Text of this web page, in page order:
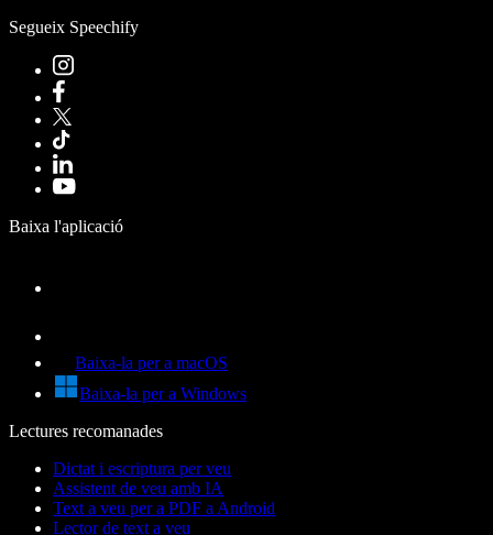
Segueix Speechify
Baixa l'aplicació
Baixa-la per a macOS
Baixa-la per a Windows
Lectures recomanades
Dictat i escriptura per veu
Assistent de veu amb IA
Text a veu per a PDF a Android
Lector de text a veu